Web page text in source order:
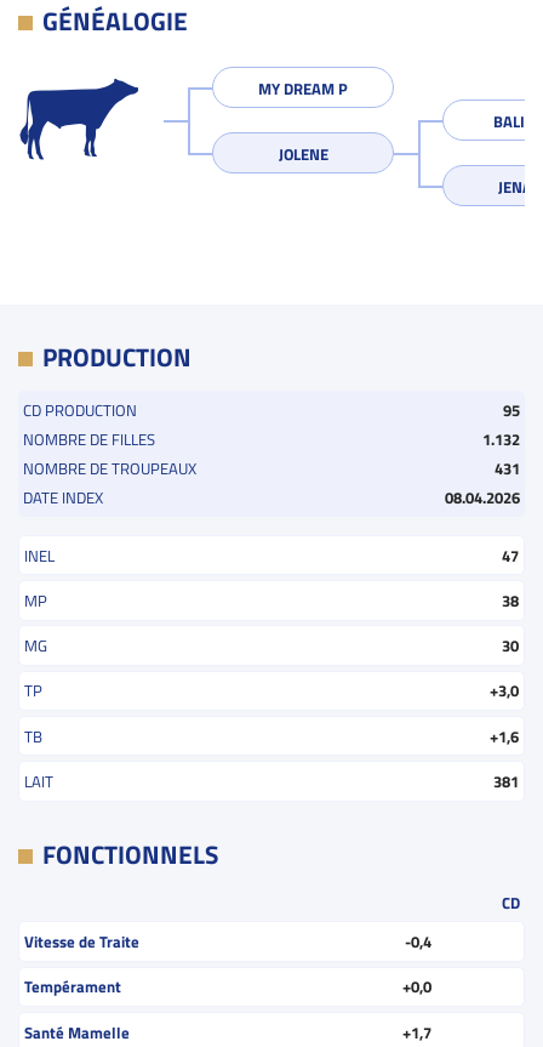
GÉNÉALOGIE
MY DREAM P
JOLENE
JENA
PRODUCTION
CD PRODUCTION
95
NOMBRE DE FILLES
1.132
NOMBRE DE TROUPEAUX
431
DATE INDEX
08.04.2026
INEL
47
MP
38
MG
30
TP
+3,0
TB
+1,6
LAIT
381
FONCTIONNELS
CD
Vitesse de Traite
-0,4
Tempérament
+0,0
Santé Mamelle
+1,7